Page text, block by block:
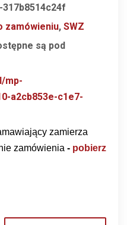
zamówieniu, SWZ
są pod
mp-
a2cb853e-c1e7-
zamierza
zamówienia - pobierz